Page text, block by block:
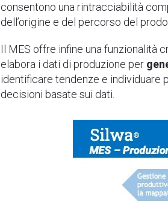
consentono una rintracciabilità
dell’origine e del percorso del
Il MES offre infine una funzionalità
elabora i dati di produzione per
identificare tendenze e individuare
decisioni basate sui dati.